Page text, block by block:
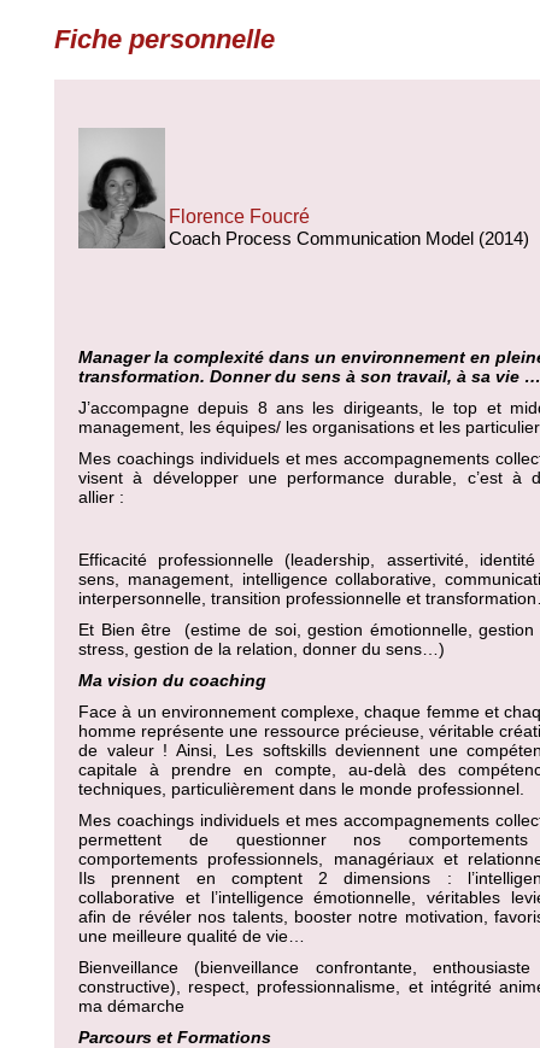
Fiche personnelle
Florence Foucré
Coach Process Communication Model (2014)
Manager la complexité dans un environnement en
transformation. Donner du sens à son travail, à sa vie …
J’accompagne depuis 8 ans les dirigeants, le top et
management, les équipes/ les organisations et les
Mes coachings individuels et mes accompagnements
visent à développer une performance durable, c’est à
allier :
Efficacité professionnelle (leadership, assertivité,
sens, management, intelligence collaborative,
interpersonnelle, transition professionnelle et
Et Bien être (estime de soi, gestion émotionnelle, gestion
stress, gestion de la relation, donner du sens…)
Ma vision du coaching
Face à un environnement complexe, chaque femme et
homme représente une ressource précieuse, véritable
de valeur ! Ainsi, Les softskills deviennent une
capitale à prendre en compte, au-delà des
techniques, particulièrement dans le monde professionnel.
Mes coachings individuels et mes accompagnements
permettent de questionner nos
comportements professionnels, managériaux et
Ils prennent en comptent 2 dimensions :
collaborative et l’intelligence émotionnelle, véritables
afin de révéler nos talents, booster notre motivation,
une meilleure qualité de vie…
Bienveillance (bienveillance confrontante,
constructive), respect, professionnalisme, et intégrité
ma démarche
Parcours et Formations